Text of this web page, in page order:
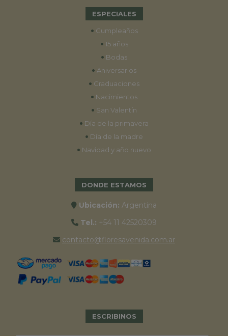
ESPECIALES
• Cumpleaños
• 15 años
• Bodas
• Aniversarios
• Graduaciones
• Nacimientos
• San Valentín
• Día de la primavera
• Día de la madre
• Navidad y año nuevo
DONDE ESTAMOS
Ubicación: Argentina
Tel.: +54 11 42520309
contacto@floresavenida.com.ar
ESCRIBINOS